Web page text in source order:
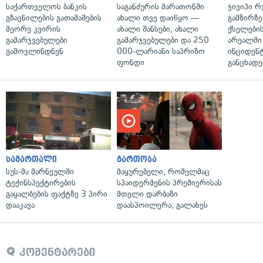
საქართველოს ბანკის
გზავნილების გათამაშების
მეორე კვირის
გამარჯვებულები
გამოვლინდნენ
საგანძურის მარათონში
ახალი თვე დაიწყო —
ახალი შანსები, ახალი
გამარჯვებულები და 250
000-ლარიანი საპრიზო
ფონდი
ჯივიპი
სამართალი
სუს-მა მარნეულში
ტექინსპექტირების
გაყალბების ფაქტზე 3 პირი
დააკავა
გართობა
მაყურებელი, რომელმაც
სპაიდერმენის პრემიერისას
მთელი დარბაზი
დაასპოილერა, გალახეს
კომენტარები